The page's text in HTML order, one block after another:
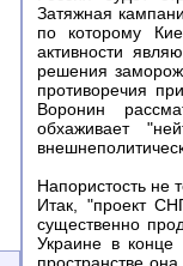
Затяжная
по которому
активности
решения
противоречия
Воронин
обхаживает
Напористость не
Итак, "проект
существенно
Украине в конце